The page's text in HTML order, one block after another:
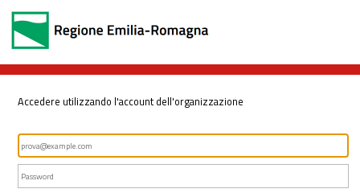
Accedere utilizzando l'account dell'organizzazione